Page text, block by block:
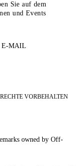
Sie auf dem
und Events
E-MAIL
VORBEHALTEN
owned by Off-